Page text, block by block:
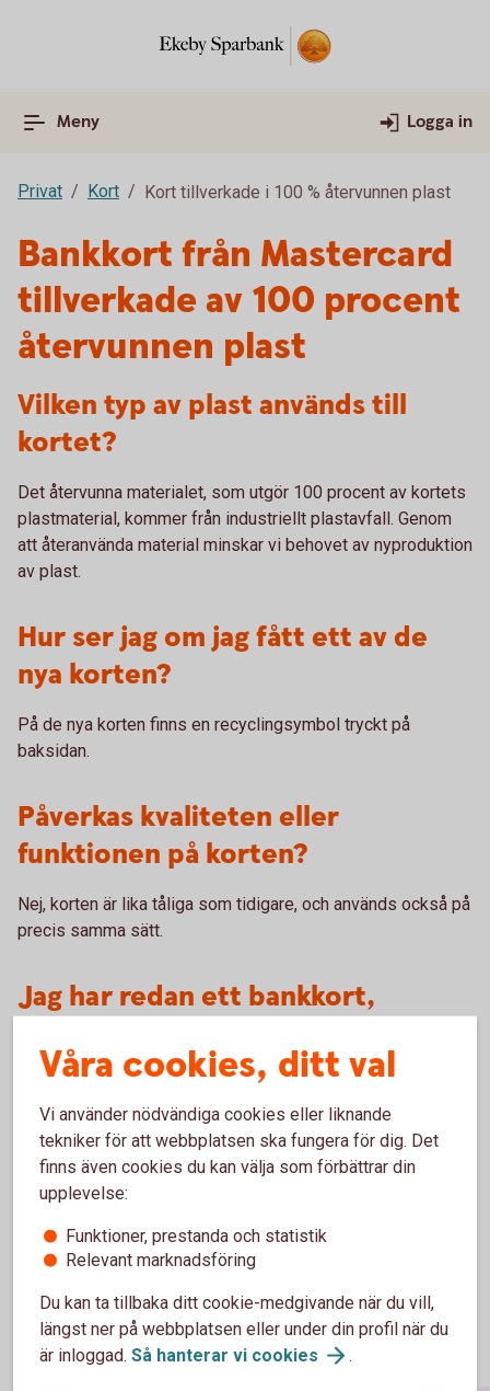
Meny Logga in
Privat Kort Kort tillverkade i 100 % återvunnen plast
Bankkort från Mastercard
tillverkade av 100 procent
återvunnen plast
Vilken typ av plast används till
kortet?
Det återvunna materialet, som utgör 100 procent av kortets
plastmaterial, kommer från industriellt plastavfall. Genom
att återanvända material minskar vi behovet av nyproduktion
av plast.
Hur ser jag om jag fått ett av de
nya korten?
På de nya korten finns en recyclingsymbol tryckt på
baksidan.
Påverkas kvaliteten eller
funktionen på korten?
Nej, korten är lika tåliga som tidigare, och används också på
precis samma sätt.
Jag har redan ett bankkort,
versionen av kortet?
Har du redan ett bankkort behåller du det tills
giltighetstiden löpt ut. Har du nyligen beställt ett nytt kort
kommer du att få den nya versionen av kortet.
Våra cookies, ditt val
Vi använder nödvändiga cookies eller liknande
tekniker för att webbplatsen ska fungera för dig. Det
finns även cookies du kan välja som förbättrar din
upplevelse:
Funktioner, prestanda och statistik
Relevant marknadsföring
Du kan ta tillbaka ditt cookie-medgivande när du vill,
längst ner på webbplatsen eller under din profil när du
är inloggad. Så hanterar vi cookies .